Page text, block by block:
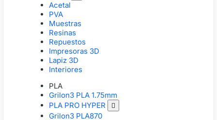
Acetal
PVA
Muestras
Resinas
Repuestos
Impresoras 3D
Lapiz 3D
Interiores
PLA
Grilon3 PLA 1.75mm
PLA PRO HYPER

Grilon3 PLA870